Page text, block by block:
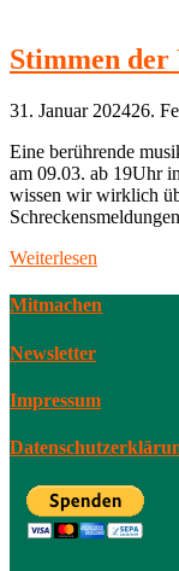
Stimmen der
31. Januar 202426.
Eine berührende
am 09.03. ab 19Uhr
wissen wir wirklich
Weiterlesen
Mitmachen
Newsletter
Impressum